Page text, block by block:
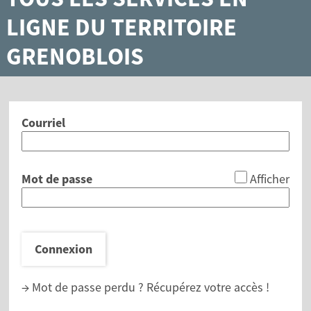
LIGNE DU TERRITOIRE
GRENOBLOIS
Courriel
Mot de passe Afficher
Connexion
→ Mot de passe perdu ? Récupérez votre accès !